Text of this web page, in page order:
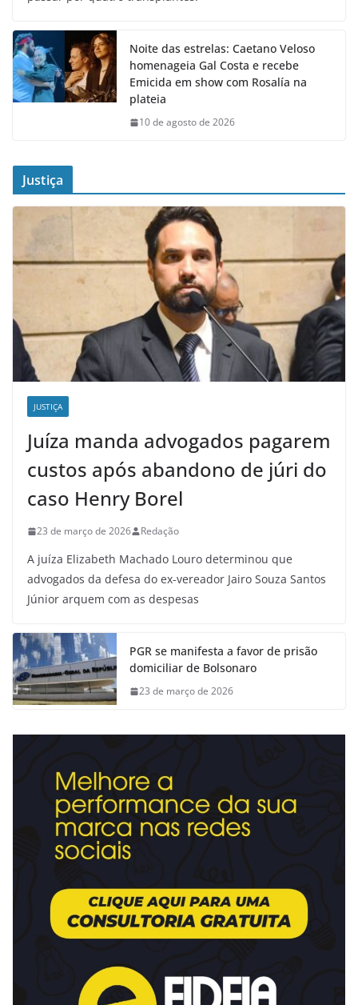
Noite das estrelas: Caetano Veloso
homenageia Gal Costa e recebe
Emicida em show com Rosalía na
plateia
10 de agosto de 2026
Justiça
JUSTIÇA
Juíza manda advogados pagarem
custos após abandono de júri do
caso Henry Borel
23 de março de 2026 Redação
A juíza Elizabeth Machado Louro determinou que
advogados da defesa do ex-vereador Jairo Souza Santos
Júnior arquem com as despesas
PGR se manifesta a favor de prisão
domiciliar de Bolsonaro
23 de março de 2026